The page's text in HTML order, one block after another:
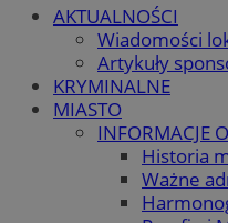
AKTUALNOŚCI
Wiadomości
Artykuły
KRYMINALNE
MIASTO
INFORMACJE
Historia
Ważne